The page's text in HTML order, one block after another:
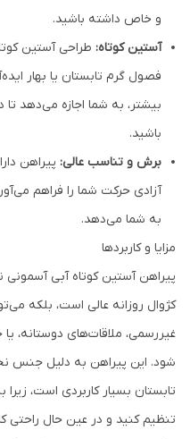
و خاص داشته باشید.
آستین کوتاه: طراحی آستین
فصول گرم تابستان یا بهار
بیشتر، به شما اجازه می‌دهد
باشید.
برش و تناسب عالی: پیراهن
آزادی حرکت شما را فراهم
به شما می‌دهد.
مزایا و کاربردها
پیراهن آستین کوتاه آبی آسمونی
کژوال روزانه عالی است، بلکه
غیررسمی، ملاقات‌های دوستانه،
شود. این پیراهن به دلیل
تابستان بسیار کاربردی است،
تنظیم کنید و در عین حال راحتی